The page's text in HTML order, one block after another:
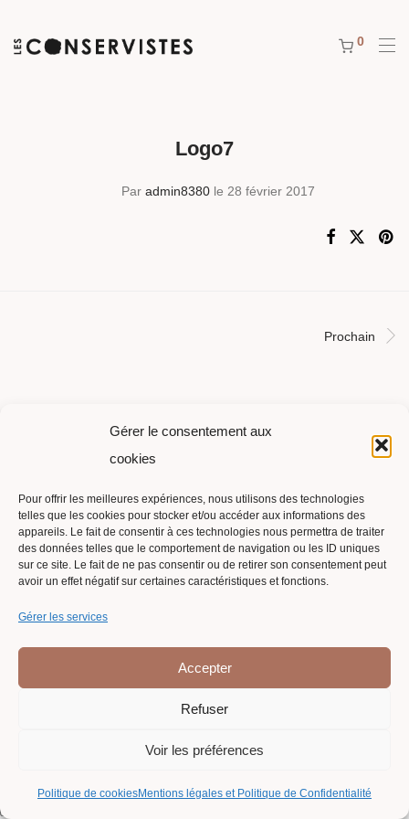
Gérer le consentement aux
cookies
Pour offrir les meilleures expériences, nous utilisons des technologies
telles que les cookies pour stocker et/ou accéder aux informations des
appareils. Le fait de consentir à ces technologies nous permettra de traiter
des données telles que le comportement de navigation ou les ID uniques
sur ce site. Le fait de ne pas consentir ou de retirer son consentement peut
avoir un effet négatif sur certaines caractéristiques et fonctions.
Gérer les services
Accepter
Refuser
Voir les préférences
Politique de cookiesMentions légales et Politique de Confidentialité
0
Logo7
Par admin8380 le 28 février 2017
Prochain
Suivi de commande
Contact
Mentions légales et Politique de Confidentialité
Conditions générales de vente